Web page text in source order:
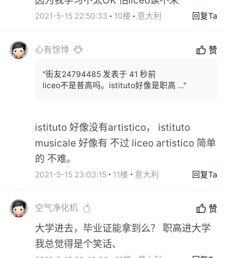
2021-5-15 22:50:33 10楼 意大利 回复Ta
心有馀悸 赞
"街友24794485 发表于 41 秒前
liceo不是普高吗。istituto好像是职高 ..."
istituto 好像没有artistico， istituto
musicale 好像有 不过 liceo artistico 简单
的 不难。
2021-5-15 23:03:15 11楼 意大利 回复Ta
空气净化机 赞
大学进去，毕业证能拿到么？ 职高进大学
我总觉得是个笑话、